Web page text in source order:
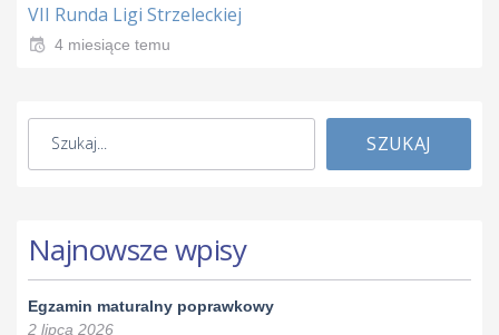
VII Runda Ligi Strzeleckiej
4 miesiące temu
SZUKAJ
Najnowsze wpisy
Egzamin maturalny poprawkowy
2 lipca 2026